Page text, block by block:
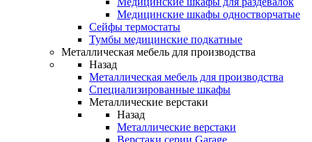
Медицинские шкафы одностворчатые
Сейфы термостаты
Тумбы медицинские подкатные
Металлическая мебель для производства
Назад
Металлическая мебель для производства
Cпециализированные шкафы
Металлические верстаки
Назад
Металлические верстаки
Верстаки серии Garage